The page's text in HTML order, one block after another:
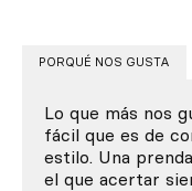
PORQUÉ NOS GUSTA
Lo que más nos
fácil que es de
estilo. Una
el que acertar